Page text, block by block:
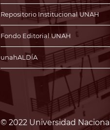
Repositorio Institucional UNAH
Fondo Editorial UNAH
unahALDÍA
© 2022 Universidad